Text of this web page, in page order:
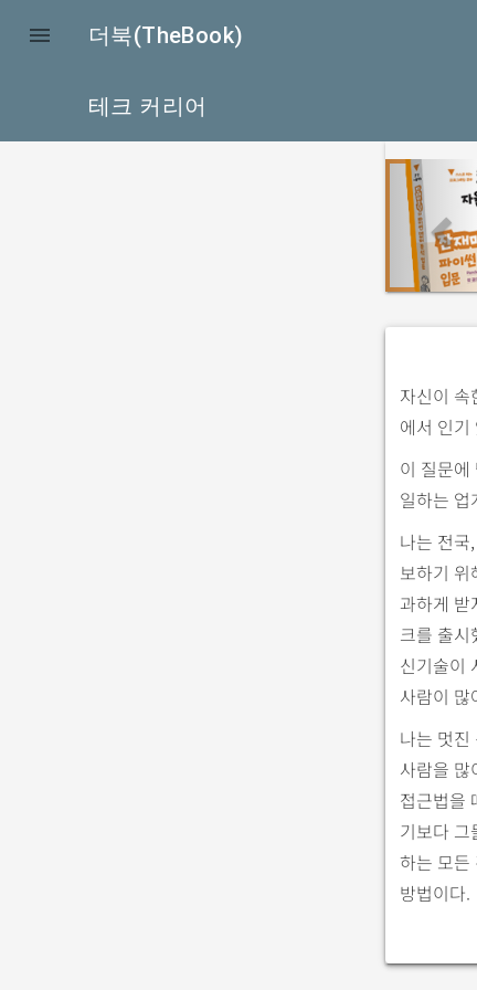
 더북(TheBook)
테크 커리어
p
e
v
i
o
s
자신이
에서 인기
이 질문에
일하는
나는 전
보하기
과하게 받
크를 출
신기술이
사람이
나는 멋
사람을 많
접근법을
기보다
하는 모든
방법이다.